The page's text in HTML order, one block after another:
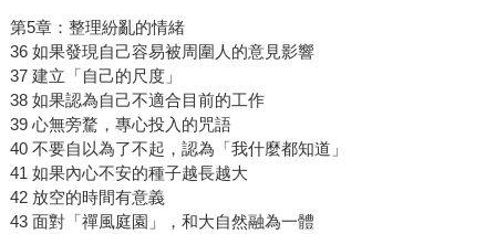
第5章：整理紛亂的情緒
36 如果發現自己容易被周圍人的意見影響
37 建立「自己的尺度」
38 如果認為自己不適合目前的工作
39 心無旁騖，專心投入的咒語
40 不要自以為了不起，認為「我什麼都知道」
41 如果內心不安的種子越長越大
42 放空的時間有意義
43 面對「禪風庭園」，和大自然融為一體